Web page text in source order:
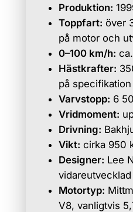
Produktion:
Toppfart: över
på motor och
0–100 km/h:
Hästkrafter:
på specifikation
Varvstopp: 6
Vridmoment:
Drivning:
Vikt: cirka 950
Designer: Lee
Motortyp:
V8, vanligtvis